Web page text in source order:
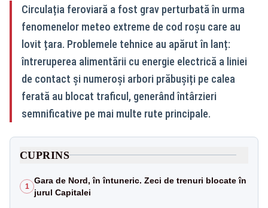
Circulația feroviară a fost grav perturbată în urma
fenomenelor meteo extreme de cod roșu care au
lovit țara. Problemele tehnice au apărut în lanț:
întreruperea alimentării cu energie electrică a liniei
de contact și numeroși arbori prăbușiți pe calea
ferată au blocat traficul, generând întârzieri
semnificative pe mai multe rute principale.
CUPRINS
1
Gara de Nord, în întuneric. Zeci de trenuri blocate în
jurul Capitalei